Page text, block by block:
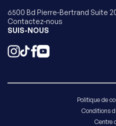
6500 Bd Pierre-Bertrand Suite
Contactez-nous
SUIS-NOUS
Politique de
Conditions
Centre